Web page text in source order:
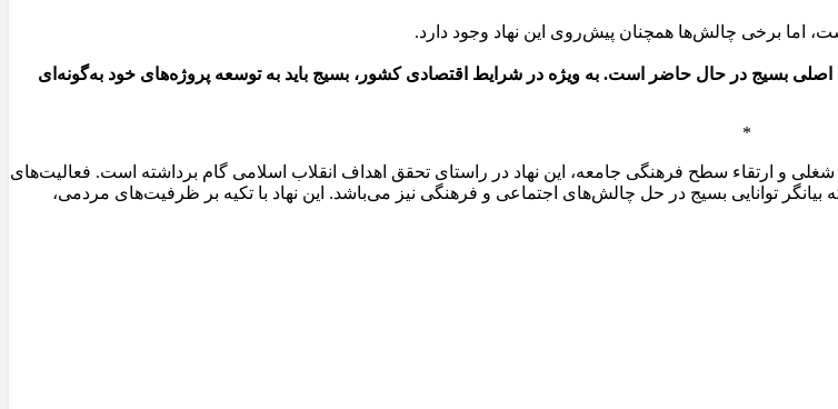
اما برخی چالش‌ها همچنان پیش‌روی این نهاد وجود دارد.
بسیج در حال حاضر است. به ویژه در شرایط اقتصادی کشور، بسیج باید به توسعه پروژه‌های خود به‌گونه‌ای
*
و ارتقاء سطح فرهنگی جامعه، این نهاد در راستای تحقق اهداف انقلاب اسلامی گام برداشته است. فعالیت‌های
بیانگر توانایی بسیج در حل چالش‌های اجتماعی و فرهنگی نیز می‌باشد. این نهاد با تکیه بر ظرفیت‌های مردمی،